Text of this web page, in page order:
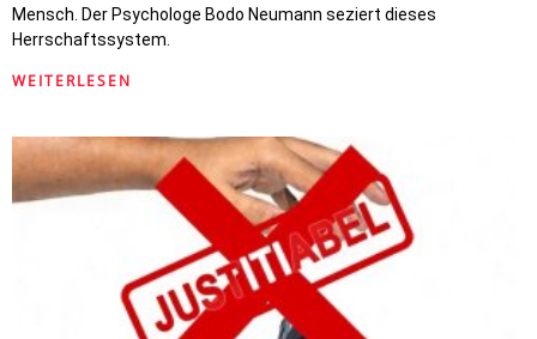
Mensch. Der Psychologe Bodo Neumann seziert dieses
Herrschaftssystem.
WEITERLESEN